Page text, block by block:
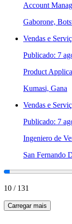
Account
Gaborone,
Vendas e
Publicado: 7
Product
Kumasi, Gana
Vendas e
Publicado: 7
Ingeniero de
San Fernando
10 / 131
Carregar mais